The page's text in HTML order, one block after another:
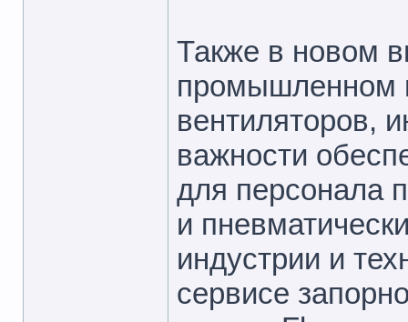
Также в новом
промышленном
вентиляторов,
важности
для персонала
и
индустрии и
сервисе